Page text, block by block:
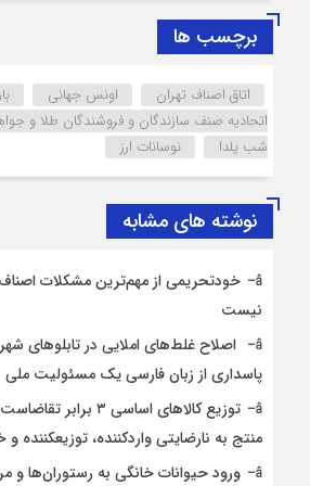
برچسب ها
اتاق اصناف تهران اونس جهانی
اتحادیه صنف سازندگان و فروشندگان طلا و
شب یلدا
نوسانات ارز
نوشته های مشابه
خودتحریمی از مهم‌ترین مشکلات
نیست
اصلاح غلط‌های املایی در تابلوهای
پاسداری از زبان فارسی یک مسئولیت ملی
منتج به نارضایتی واردکننده، توزیع‎کننده و خرده‎فروش می‎شود
ورود حیوانات خانگی به رستوران‌ها و